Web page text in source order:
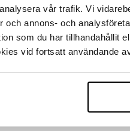
vår trafik. Vi
och annons- och
som du har tillhandahållit
vid fortsatt användande
LEVERANSER
lagda före 14:00 (gäller